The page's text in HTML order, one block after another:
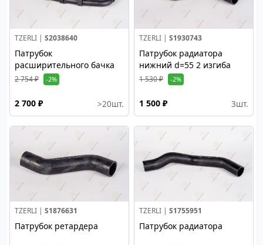
TZERLI | S2038640
Патрубок
расширительного бачка
2 754 ₽ -2%
2 700 ₽ >20шт.
TZERLI | S1930743
Патрубок радиатора
нижний d=55 2 изгиба
1 530 ₽ -2%
1 500 ₽ 3шт.
TZERLI | S1876631
Патрубок ретардера
TZERLI | S1755951
Патрубок радиатора